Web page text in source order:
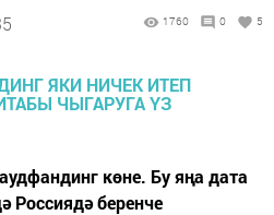
1760 0 5
көне. Бу яңа дата
Россиядә беренче